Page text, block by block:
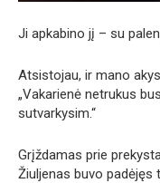
Ji apkabino jį – su
Atsistojau, ir mano
„Vakarienė netrukus
sutvarkysim.“
Grįždamas prie
Žiuljenas buvo padėjęs